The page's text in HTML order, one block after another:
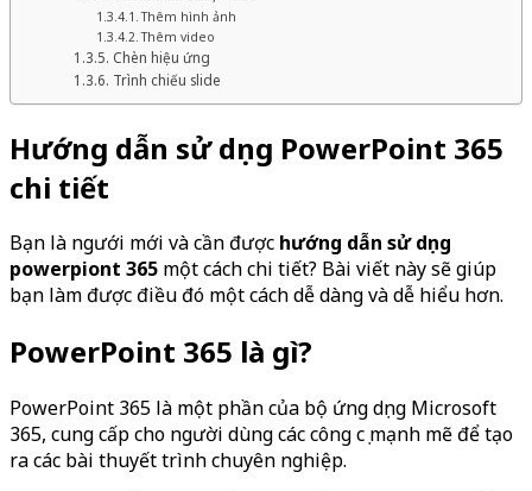
Thêm hình ảnh
Thêm video
Chèn hiệu ứng
Trình chiếu slide
Hướng dẫn sử dụng PowerPoint 365
chi tiết
Bạn là ngưới mới và cần được hướng dẫn sử dụng
powerpiont 365 một cách chi tiết? Bài viết này sẽ giúp
bạn làm được điều đó một cách dễ dàng và dễ hiểu hơn.
PowerPoint 365 là gì?
PowerPoint 365 là một phần của bộ ứng dụng Microsoft
365, cung cấp cho người dùng các công cụ mạnh mẽ để tạo
ra các bài thuyết trình chuyên nghiệp.